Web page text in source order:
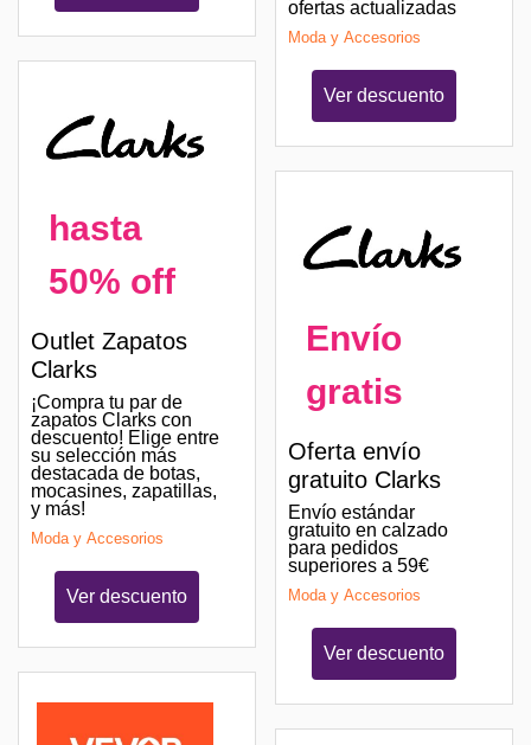
hasta
50% off
Outlet Zapatos
Clarks
¡Compra tu par de
zapatos Clarks con
descuento! Elige entre
su selección más
destacada de botas,
mocasines, zapatillas,
y más!
Moda y Accesorios
Ver descuento
ofertas actualizadas
Moda y Accesorios
Ver descuento
Envío
gratis
Oferta envío
gratuito Clarks
Envío estándar
gratuito en calzado
para pedidos
superiores a 59€
Moda y Accesorios
Ver descuento